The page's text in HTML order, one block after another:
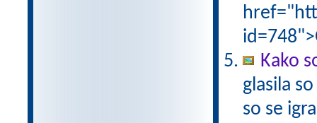
Kako
glasila
so se